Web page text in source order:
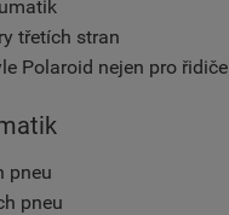
třetích stran
Polaroid nejen pro řidiče
pneu
pneu